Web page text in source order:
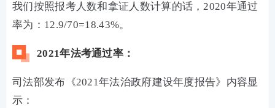
我们按照报考人数和拿证人数计算的话，2020年通过
率为：12.9/70=18.43%。
2021年法考通过率：
司法部发布《2021年法治政府建设年度报告》内容显
示：